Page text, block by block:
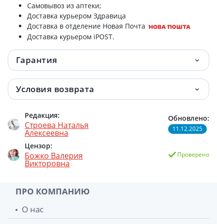
Самовывоз из аптеки;
Доставка курьером Здравица
Доставка в отделение Новая Почта
Доставка курьером iPOST.
Гарантия
Условия возврата
Редакция:
Строева Наталья
Алексеевна
Цензор:
Божко Валерия
Викторовна
Обновлено:
11.12.2025
Проверено
ПРО КОМПАНИЮ
О нас